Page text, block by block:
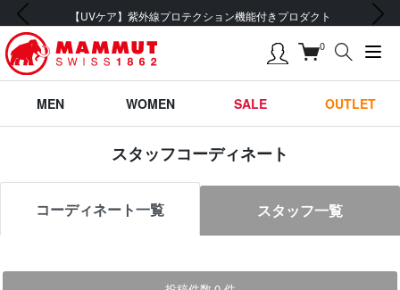
【UVケア】紫外線プロテクション機能付きプロダクト
前の画像 次の画像
0
MEN WOMEN SALE OUTLET
スタッフコーディネート
コーディネート一覧 スタッフ一覧